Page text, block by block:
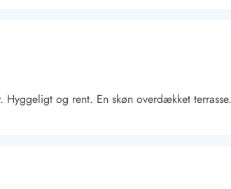
Hyggeligt og rent. En skøn overdækket